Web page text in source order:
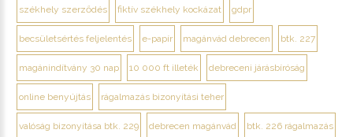
székhely szerződés fiktív székhely kockázat gdpr
becsületsértés feljelentés e-papír magánvád debrecen btk. 227
magánindítvány 30 nap 10 000 ft illeték debreceni járásbíróság
online benyújtás rágalmazás bizonyítási teher
valóság bizonyítása btk. 229 debrecen magánvád btk. 226 rágalmazás